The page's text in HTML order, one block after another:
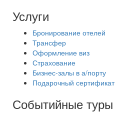
Услуги
Бронирование отелей
Трансфер
Оформление виз
Страхование
Бизнес-залы в а/порту
Подарочный сертификат
Событийные туры